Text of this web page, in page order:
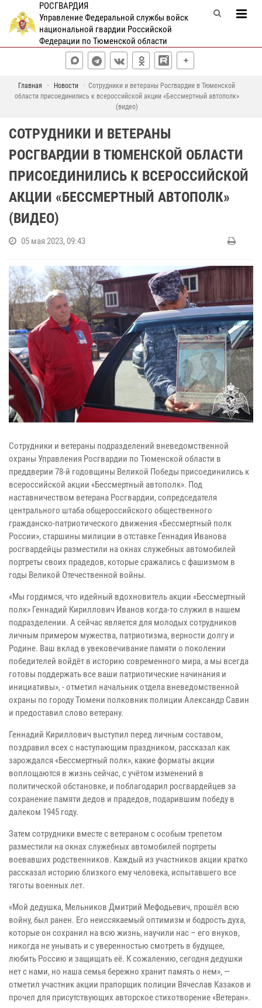
РОСГВАРДИЯ
Управление Федеральной службы войск
национальной гвардии Российской
Федерации по Тюменской области
Главная Новости
Сотрудники и ветераны Росгвардии в Тюменской
области присоединились к всероссийской акции «Бессмертный автополк»
(видео)
СОТРУДНИКИ И ВЕТЕРАНЫ
РОСГВАРДИИ В ТЮМЕНСКОЙ ОБЛАСТИ
ПРИСОЕДИНИЛИСЬ К ВСЕРОССИЙСКОЙ
АКЦИИ «БЕССМЕРТНЫЙ АВТОПОЛК»
(ВИДЕО)
05 мая 2023, 09:43
Сотрудники и ветераны подразделений вневедомственной
охраны Управления Росгвардии по Тюменской области в
преддверии 78-й годовщины Великой Победы присоединились к
всероссийской акции «Бессмертный автополк». Под
наставничеством ветерана Росгвардии, сопредседателя
центрального штаба общероссийского общественного
гражданско-патриотического движения «Бессмертный полк
России», старшины милиции в отставке Геннадия Иванова
росгвардейцы разместили на окнах служебных автомобилей
портреты своих прадедов, которые сражались с фашизмом в
годы Великой Отечественной войны.
«Мы гордимся, что идейный вдохновитель акции «Бессмертный
полк» Геннадий Кириллович Иванов когда-то служил в нашем
подразделении. А сейчас является для молодых сотрудников
личным примером мужества, патриотизма, верности долгу и
Родине. Ваш вклад в увековечивание памяти о поколении
победителей войдёт в историю современного мира, а мы всегда
готовы поддержать все ваши патриотические начинания и
инициативы», - отметил начальник отдела вневедомственной
охраны по городу Тюмени полковник полиции Александр Савин
и предоставил слово ветерану.
Геннадий Кириллович выступил перед личным составом,
поздравил всех с наступающим праздником, рассказал как
зарождался «Бессмертный полк», какие форматы акции
воплощаются в жизнь сейчас, с учётом изменений в
политической обстановке, и поблагодарил росгвардейцев за
сохранение памяти дедов и прадедов, подарившим победу в
далеком 1945 году.
Затем сотрудники вместе с ветераном с особым трепетом
разместили на окнах служебных автомобилей портреты
воевавших родственников. Каждый из участников акции кратко
рассказал историю близкого ему человека, испытавшего все
тяготы военных лет.
«Мой дедушка, Мельников Дмитрий Мефодьевич, прошёл всю
войну, был ранен. Его неиссякаемый оптимизм и бодрость духа,
которые он сохранил на всю жизнь, научили нас – его внуков,
никогда не унывать и с уверенностью смотреть в будущее,
любить Россию и защищать её. К сожалению, сегодня дедушки
нет с нами, но наша семья бережно хранит память о нем», —
отметил участник акции прапорщик полиции Вячеслав Казаков и
прочел для присутствующих авторское стихотворение «Ветеран».